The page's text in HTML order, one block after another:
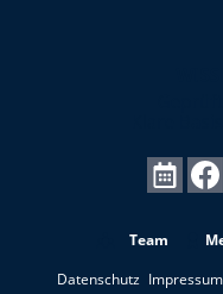
Team
Datenschutz Impressum